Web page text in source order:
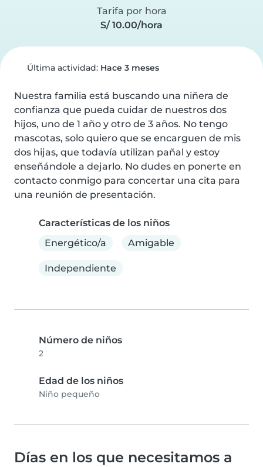
Tarifa por hora
S/ 10.00/hora
Última actividad: Hace 3 meses
Nuestra familia está buscando una niñera de
confianza que pueda cuidar de nuestros dos
hijos, uno de 1 año y otro de 3 años. No tengo
mascotas, solo quiero que se encarguen de mis
dos hijas, que todavía utilizan pañal y estoy
enseñándole a dejarlo. No dudes en ponerte en
contacto conmigo para concertar una cita para
una reunión de presentación.
Características de los niños
Energético/a
Amigable
Independiente
Número de niños
2
Edad de los niños
Niño pequeño
Días en los que necesitamos a